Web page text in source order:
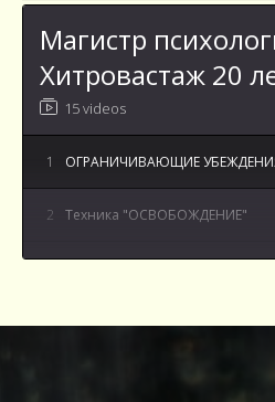
Магистр
Хитровастаж 20
15 videos
1 ОГРАНИЧИВАЮЩИЕ
2 Техника "ОСВОБОЖДЕНИЕ"